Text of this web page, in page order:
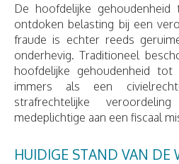
De hoofdelijke
ontdoken belasting bij een
fraude is echter reeds
onderhevig. Traditioneel
hoofdelijke gehoudenheid
immers als een
strafrechtelijke
medeplichtige aan een fiscaal
HUIDIGE STAND VAN DE